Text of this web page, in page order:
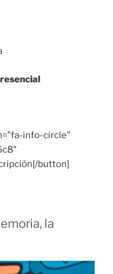
info-circle”
button]
la